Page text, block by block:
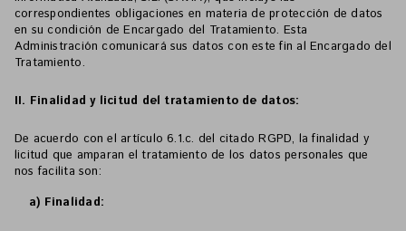
correspondientes obligaciones en materia de protección de datos
en su condición de Encargado del Tratamiento. Esta
Administración comunicará sus datos con este fin al Encargado del
Tratamiento.
II. Finalidad y licitud del tratamiento de datos:
De acuerdo con el artículo 6.1.c. del citado RGPD, la finalidad y
licitud que amparan el tratamiento de los datos personales que
nos facilita son:
a) Finalidad: